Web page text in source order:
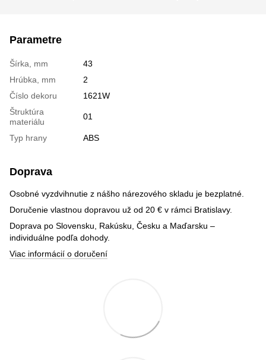
Parametre
Šírka, mm
43
Hrúbka, mm
2
Číslo dekoru
1621W
Štruktúra
materiálu
01
Typ hrany ABS
Doprava
Osobné vyzdvihnutie z nášho nárezového skladu je bezplatné.
Doručenie vlastnou dopravou už od 20 € v rámci Bratislavy.
Doprava po Slovensku, Rakúsku, Česku a Maďarsku –
individuálne podľa dohody.
Viac informácií o doručení